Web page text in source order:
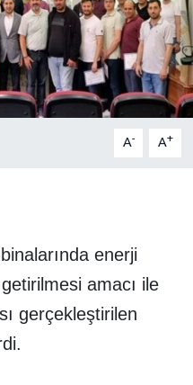
A- A+
enerji
amacı ile
gerçekleştirilen